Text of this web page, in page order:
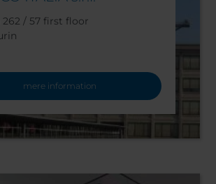
262 / 57 first floor
mere information